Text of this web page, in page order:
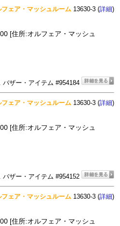
フェア・マッシュルーム 13630-3 (詳細)
[住所:オルフェア・マッシュ
バザー・アイテム #954184
フェア・マッシュルーム 13630-3 (詳細)
[住所:オルフェア・マッシュ
バザー・アイテム #954152
フェア・マッシュルーム 13630-3 (詳細)
[住所:オルフェア・マッシュ